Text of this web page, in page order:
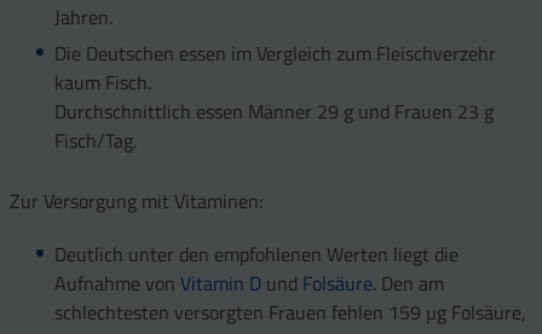
Jahren.
Die Deutschen essen im Vergleich zum Fleischverzehr
kaum Fisch.
Durchschnittlich essen Männer 29 g und Frauen 23 g
Fisch/Tag.
Zur Versorgung mit Vitaminen:
Deutlich unter den empfohlenen Werten liegt die
Aufnahme von Vitamin Dund Folsäure. Den am
schlechtesten versorgten Frauen fehlen 159 µg Folsäure,